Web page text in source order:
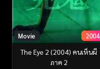
Movie 2004
The Eye 2 (2004) คนเห็นผี
ภาค 2